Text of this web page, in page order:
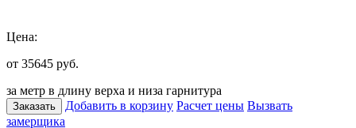
Цена:
от 35645 руб.
за метр в длину верха и низа гарнитура
Заказать Добавить в корзину Расчет цены Вызвать
замерщика